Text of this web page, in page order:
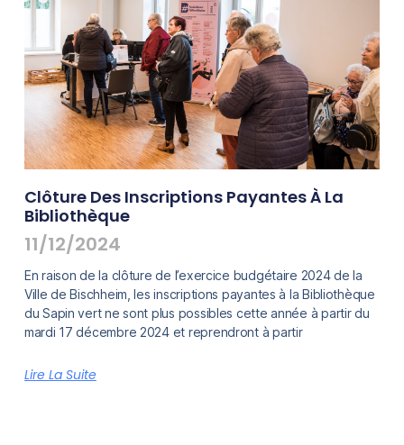
Clôture Des Inscriptions Payantes À La
Bibliothèque
11/12/2024
En raison de la clôture de l’exercice budgétaire 2024 de la
Ville de Bischheim, les inscriptions payantes à la Bibliothèque
du Sapin vert ne sont plus possibles cette année à partir du
mardi 17 décembre 2024 et reprendront à partir
Lire La Suite